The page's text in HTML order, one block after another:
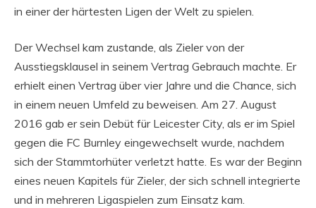
in einer der härtesten Ligen der Welt zu spielen.
Der Wechsel kam zustande, als Zieler von der
Ausstiegsklausel in seinem Vertrag Gebrauch machte. Er
erhielt einen Vertrag über vier Jahre und die Chance, sich
in einem neuen Umfeld zu beweisen. Am 27. August
2016 gab er sein Debüt für Leicester City, als er im Spiel
gegen die FC Burnley eingewechselt wurde, nachdem
sich der Stammtorhüter verletzt hatte. Es war der Beginn
eines neuen Kapitels für Zieler, der sich schnell integrierte
und in mehreren Ligaspielen zum Einsatz kam.